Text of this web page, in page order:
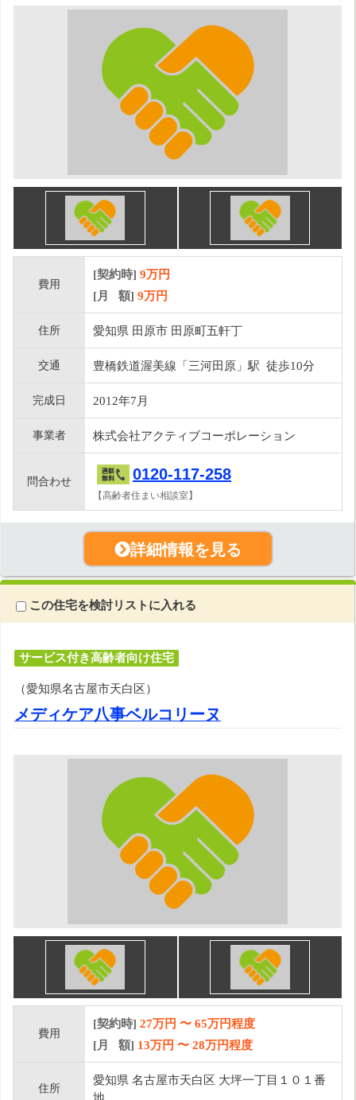
費用
[契約時] 9万円
[月 額] 9万円
住所 愛知県 田原市 田原町五軒丁
交通 豊橋鉄道渥美線「三河田原」駅 徒歩10分
完成日 2012年7月
事業者 株式会社アクティブコーポレーション
問合わせ 0120-117-258
【高齢者住まい相談室】
詳細情報を見る
この住宅を検討リストに入れる
サービス付き高齢者向け住宅
（愛知県名古屋市天白区）
メディケア八事ベルコリーヌ
費用
[契約時] 27万円 〜 65万円程度
[月 額] 13万円 〜 28万円程度
住所
愛知県 名古屋市天白区 大坪一丁目１０１番